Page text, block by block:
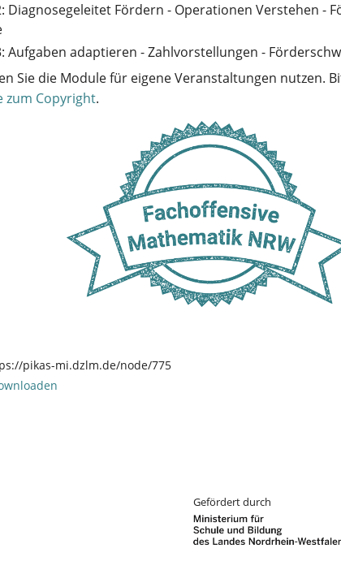
Diagnosegeleitet Fördern - Operationen Verstehen -
Aufgaben adaptieren - Zahlvorstellungen -
Sie die Module für eigene Veranstaltungen nutzen.
zum Copyright.
pikas-mi.dzlm.de/node/775
Gefördert durch